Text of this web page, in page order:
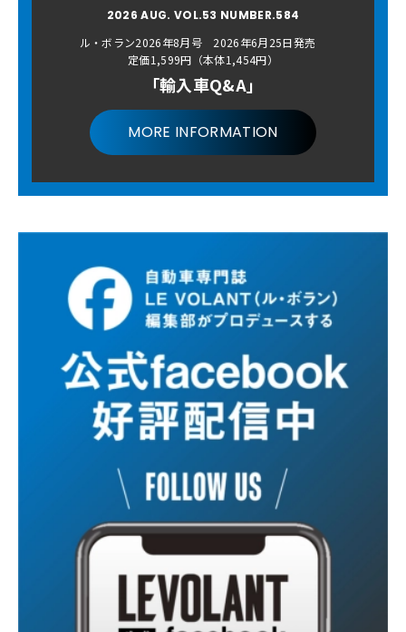
2026 AUG. VOL.53 NUMBER.584
ル・ボラン2026年8月号 2026年6月25日発売
定価1,599円（本体1,454円）
「輸入車Q&A」
MORE INFORMATION